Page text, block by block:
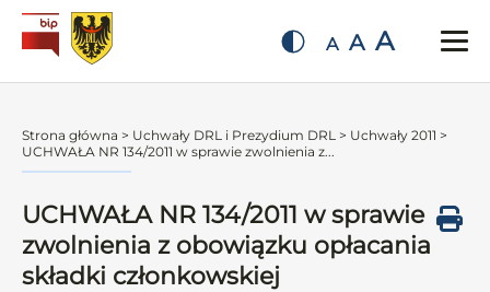
A A A
Strona główna > Uchwały DRL i Prezydium DRL > Uchwały 2011 >
UCHWAŁA NR 134/2011 w sprawie zwolnienia z...
UCHWAŁA NR 134/2011 w sprawie
zwolnienia z obowiązku opłacania
składki członkowskiej